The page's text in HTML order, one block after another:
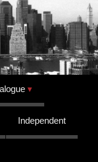
Independent